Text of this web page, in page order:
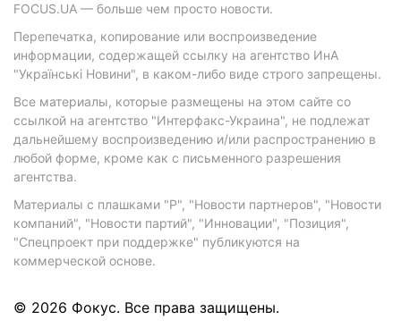
FOCUS.UA — больше чем просто новости.
Перепечатка, копирование или воспроизведение
информации, содержащей ссылку на агентство ИнА
"Українські Новини", в каком-либо виде строго запрещены.
Все материалы, которые размещены на этом сайте со
ссылкой на агентство "Интерфакс-Украина", не подлежат
дальнейшему воспроизведению и/или распространению в
любой форме, кроме как с письменного разрешения
агентства.
Материалы с плашками "Р", "Новости партнеров", "Новости
компаний", "Новости партий", "Инновации", "Позиция",
"Спецпроект при поддержке" публикуются на
коммерческой основе.
© 2026 Фокус. Все права защищены.